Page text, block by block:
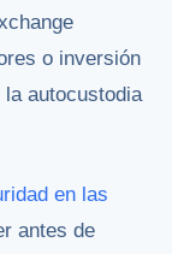
o inversión
autocustodia
en las
antes de